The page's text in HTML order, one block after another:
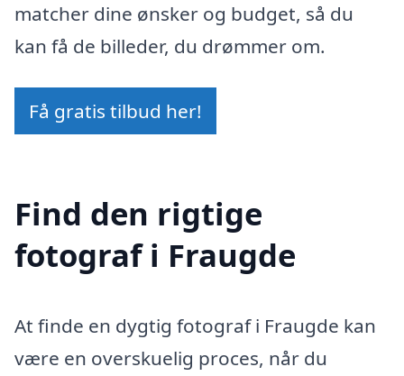
matcher dine ønsker og budget, så du
kan få de billeder, du drømmer om.
Få gratis tilbud her!
Find den rigtige
fotograf i Fraugde
At finde en dygtig fotograf i Fraugde kan
være en overskuelig proces, når du